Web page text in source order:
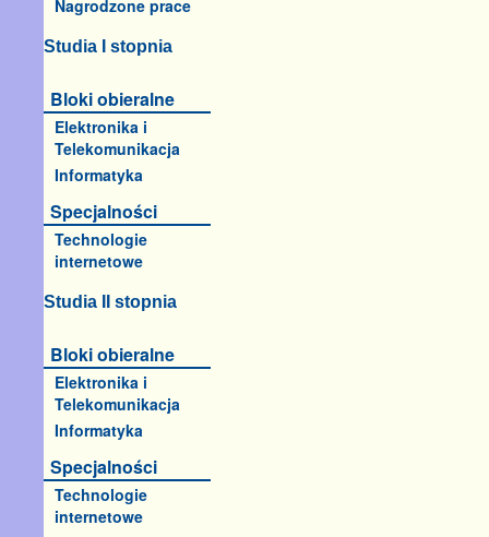
Nagrodzone prace
Studia I stopnia
Bloki obieralne
Elektronika i
Telekomunikacja
Informatyka
Specjalności
Technologie
internetowe
Studia II stopnia
Bloki obieralne
Elektronika i
Telekomunikacja
Informatyka
Specjalności
Technologie
internetowe